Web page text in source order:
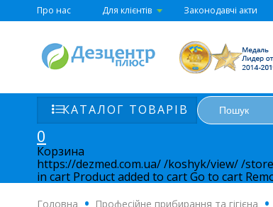
Про нас Для клієнтів Законодавчі акти
КАТАЛОГ ТОВАРІВ
0
Корзина
https://dezmed.com.ua//koshyk/view//
in cart Product added to cartGo to cart
Головна . Професійне прибирання та гігієна .